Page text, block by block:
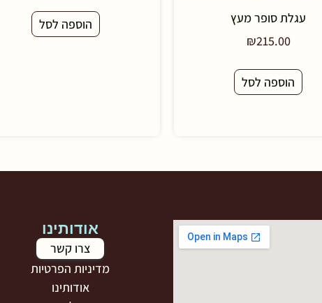
עגלת סופר מעץ
₪215.00
הוספה לסל
הוספה לסל
אודותינו
צרו קשר
מדיניות הפרטיות
אודותינו